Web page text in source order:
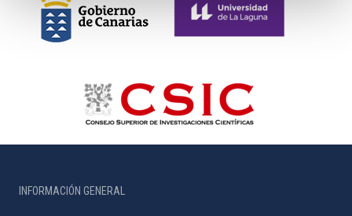
INFORMACIÓN GENERAL